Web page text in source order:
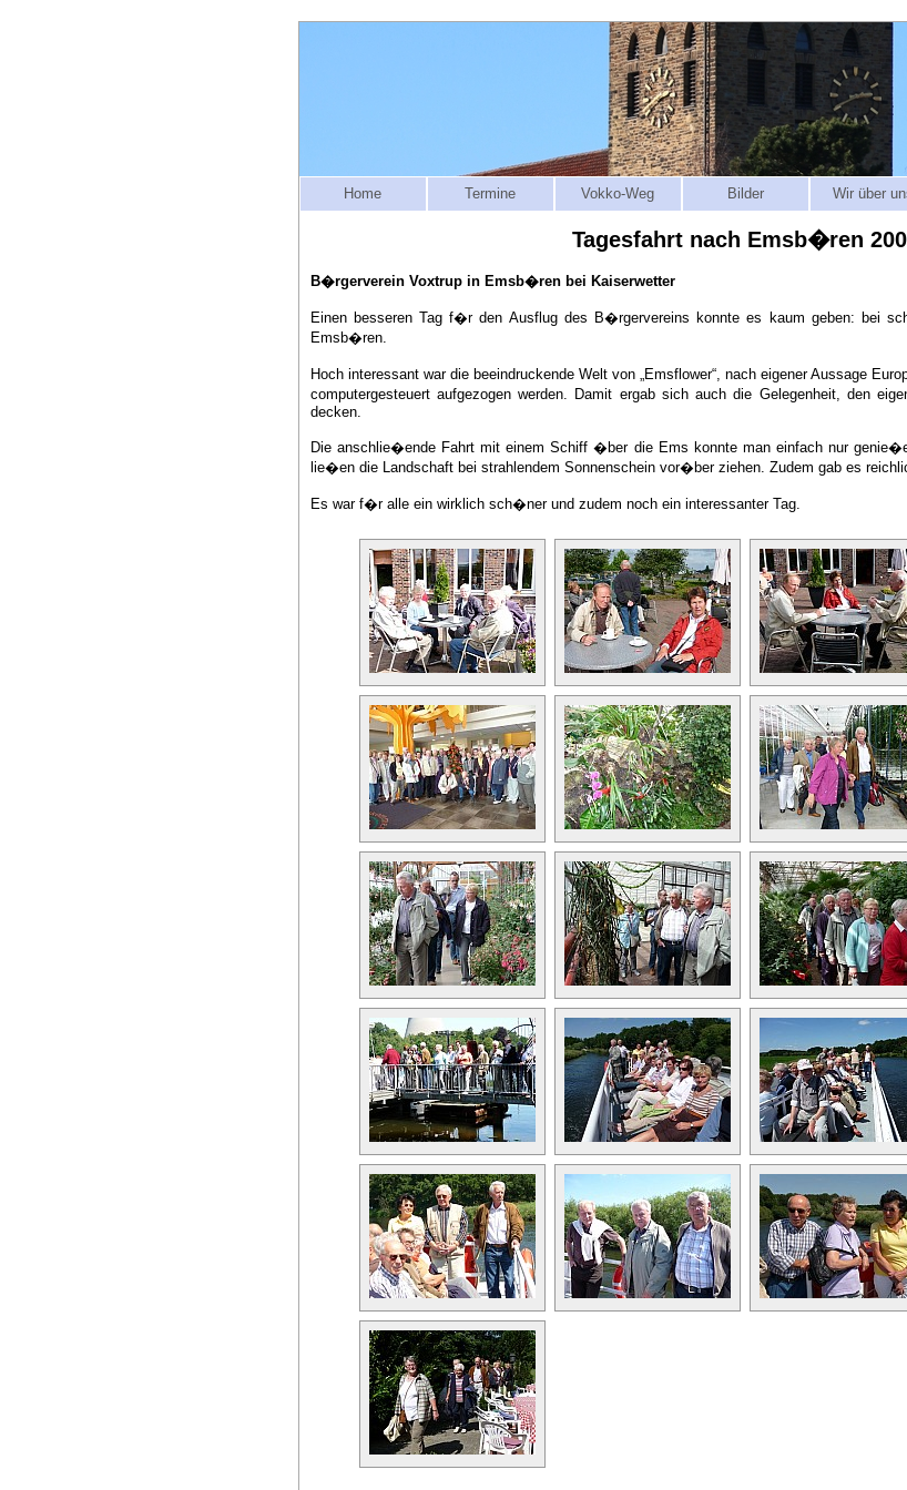
Home Termine Vokko-Weg Bilder Wir über
Tagesfahrt nach Emsb�ren
B�rgerverein Voxtrup in Emsb�ren bei Kaiserwetter
Einen besseren Tag f�r den Ausflug des B�rgervereins konnte es kaum geben: bei
Emsb�ren.
Hoch interessant war die beeindruckende Welt von „Emsflower“, nach eigener Aussage
computergesteuert aufgezogen werden. Damit ergab sich auch die Gelegenheit, den
decken.
Die anschlie�ende Fahrt mit einem Schiff �ber die Ems konnte man einfach nur
lie�en die Landschaft bei strahlendem Sonnenschein vor�ber ziehen. Zudem gab es
Es war f�r alle ein wirklich sch�ner und zudem noch ein interessanter Tag.